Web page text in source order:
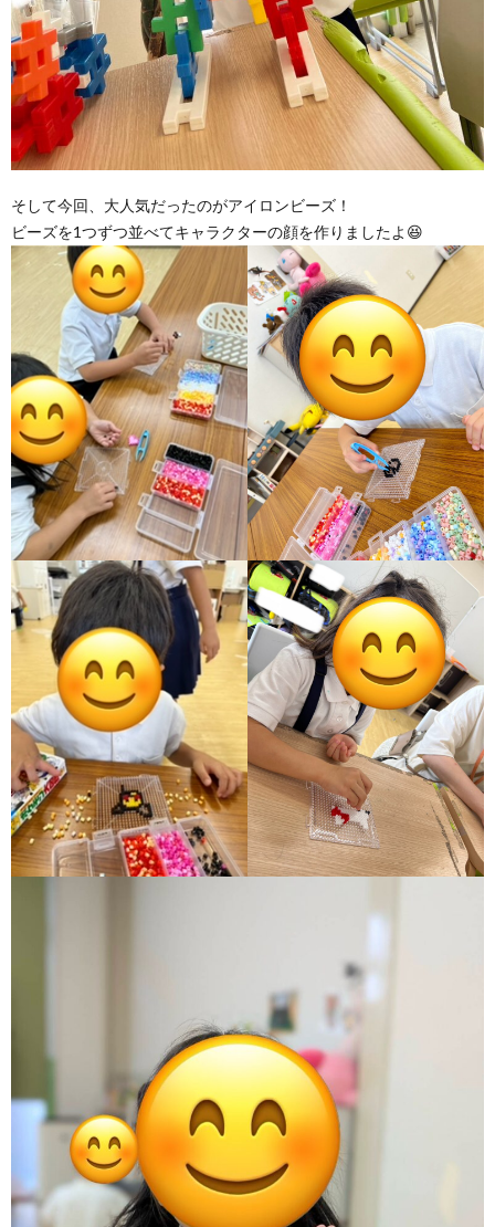
そして今回、大人気だったのがアイロンビーズ！
ビーズを1つずつ並べてキャラクターの顔を作りましたよ😆